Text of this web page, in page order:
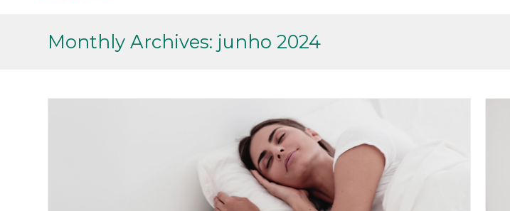
Monthly Archives: junho 2024